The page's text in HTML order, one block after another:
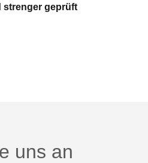
strenger geprüft
uns an